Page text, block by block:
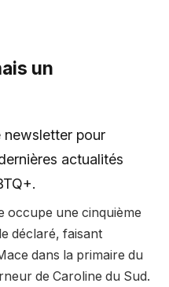
un
pour
actualités
occupe une cinquième
déclaré, faisant
dans la primaire du
de Caroline du Sud.